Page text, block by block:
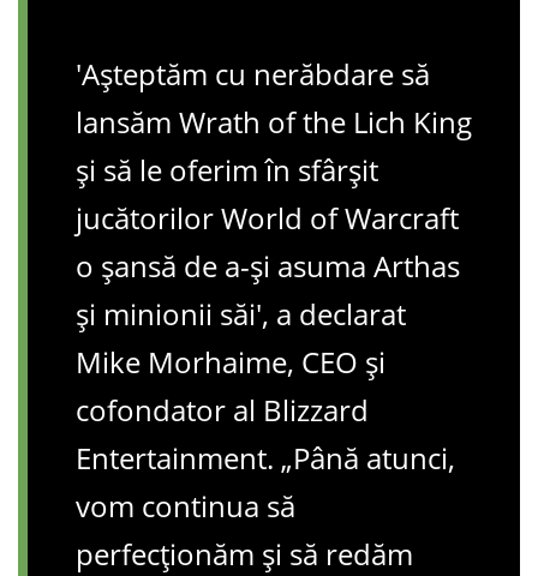
'Așteptăm cu nerăbdare să
lansăm Wrath of the Lich King
și să le oferim în sfârșit
jucătorilor World of Warcraft
o șansă de a-și asuma Arthas
și minionii săi', a declarat
Mike Morhaime, CEO și
cofondator al Blizzard
Entertainment. „Până atunci,
vom continua să
perfecționăm și să redăm